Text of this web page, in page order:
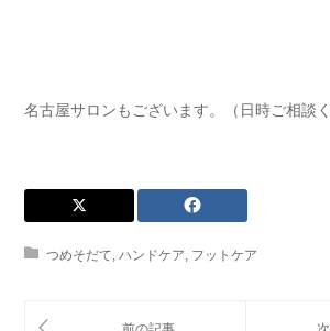
名古屋サロンもございます。（日時ご相談く
つめそだて, ハンドケア, フットケア